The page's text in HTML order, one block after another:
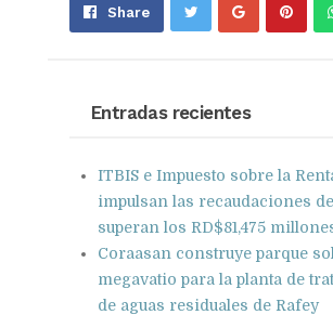
Share Share Pin
Entradas recientes
ITBIS e Impuesto sobre la
impulsan las recaudaciones
superan los RD$81,475
Coraasan construye parque
megavatio para la planta de
de aguas residuales de Rafey